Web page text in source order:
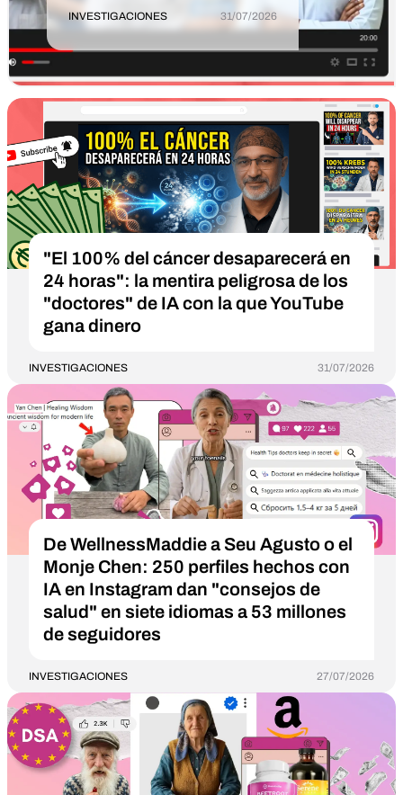
INVESTIGACIONES 31/07/2026
"El 100% del cáncer desaparecerá en
24 horas": la mentira peligrosa de los
"doctores" de IA con la que YouTube
gana dinero
INVESTIGACIONES 31/07/2026
De WellnessMaddie a Seu Agusto o el
Monje Chen: 250 perfiles hechos con
IA en Instagram dan "consejos de
salud" en siete idiomas a 53 millones
de seguidores
INVESTIGACIONES 27/07/2026